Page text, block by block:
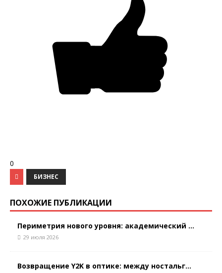
0
БИЗНЕС
ПОХОЖИЕ ПУБЛИКАЦИИ
Периметрия нового уровня: академический ...
29 июля 2026
Возвращение Y2K в оптике: между ностальг...